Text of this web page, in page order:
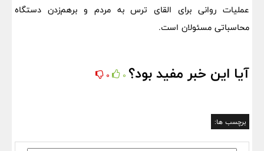
عملیات روانی برای القای ترس به مردم و برهم‌زدن دستگاه
محاسباتی مسئولان است.
آیا این خبر مفید بود؟ 0
0
برچسب ها: